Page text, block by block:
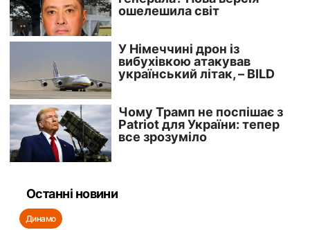
Останні новини
Динамо